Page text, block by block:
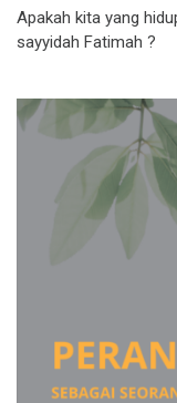
Apakah kita yang
sayyidah Fatimah ?